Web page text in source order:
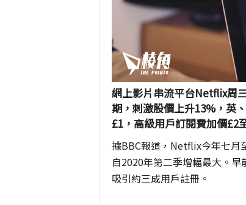
網上影片串流平台Netflix周
期，刺激股價上升13%，英
£1，高級用戶訂閱費加價£2
據BBC報道，Netflix今年七月
自2020年第二季增幅最大。
吸引約三成用戶註冊。